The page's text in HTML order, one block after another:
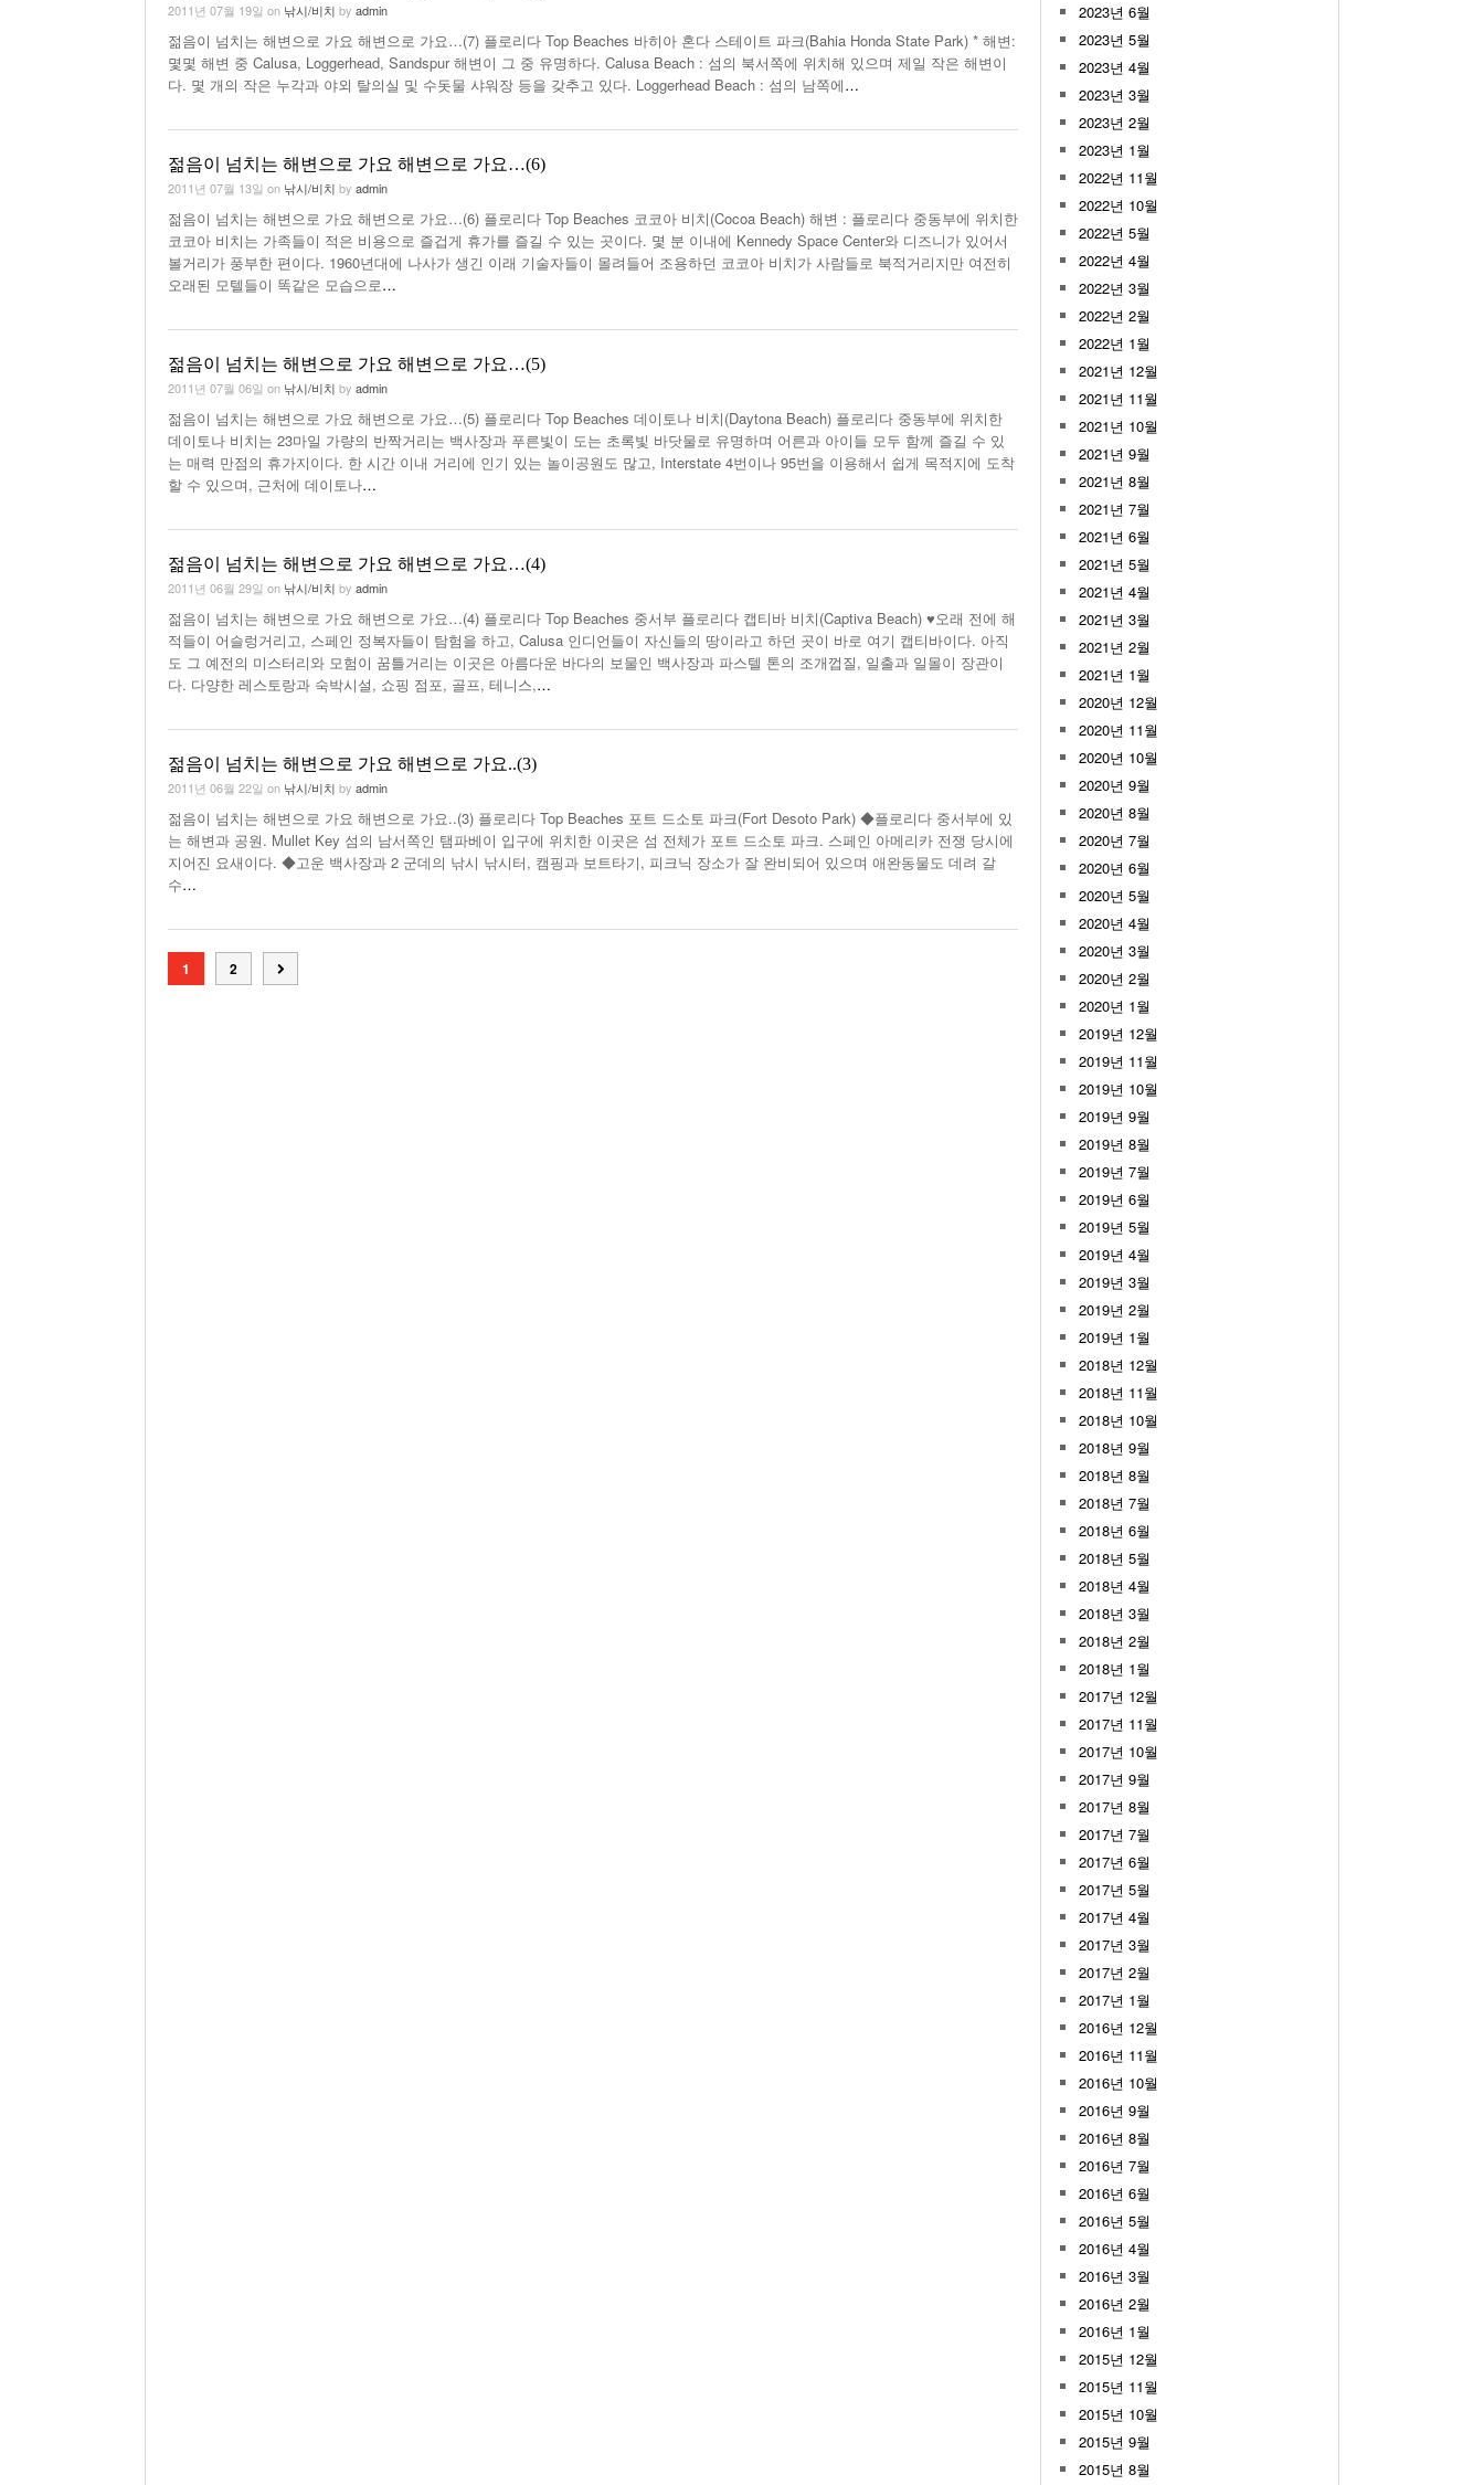
2011년 07월 19일 on 낚시/비치 by admin
젊음이 넘치는 해변으로 가요 해변으로 가요…(7) 플로리다 Top Beaches 바히아 혼다 스테이트 파크(Bahia Honda State Park) * 해변:
몇몇 해변 중 Calusa, Loggerhead, Sandspur 해변이 그 중 유명하다. Calusa Beach : 섬의 북서쪽에 위치해 있으며 제일 작은 해변이
다. 몇 개의 작은 누각과 야외 탈의실 및 수돗물 샤워장 등을 갖추고 있다. Loggerhead Beach : 섬의 남쪽에…
젊음이 넘치는 해변으로 가요 해변으로 가요…(6)
2011년 07월 13일 on 낚시/비치 by admin
젊음이 넘치는 해변으로 가요 해변으로 가요…(6) 플로리다 Top Beaches 코코아 비치(Cocoa Beach) 해변 : 플로리다 중동부에 위치한
코코아 비치는 가족들이 적은 비용으로 즐겁게 휴가를 즐길 수 있는 곳이다. 몇 분 이내에 Kennedy Space Center와 디즈니가 있어서
볼거리가 풍부한 편이다. 1960년대에 나사가 생긴 이래 기술자들이 몰려들어 조용하던 코코아 비치가 사람들로 북적거리지만 여전히
오래된 모텔들이 똑같은 모습으로…
젊음이 넘치는 해변으로 가요 해변으로 가요…(5)
2011년 07월 06일 on 낚시/비치 by admin
젊음이 넘치는 해변으로 가요 해변으로 가요…(5) 플로리다 Top Beaches 데이토나 비치(Daytona Beach) 플로리다 중동부에 위치한
데이토나 비치는 23마일 가량의 반짝거리는 백사장과 푸른빛이 도는 초록빛 바닷물로 유명하며 어른과 아이들 모두 함께 즐길 수 있
는 매력 만점의 휴가지이다. 한 시간 이내 거리에 인기 있는 놀이공원도 많고, Interstate 4번이나 95번을 이용해서 쉽게 목적지에 도착
할 수 있으며, 근처에 데이토나…
젊음이 넘치는 해변으로 가요 해변으로 가요…(4)
2011년 06월 29일 on 낚시/비치 by admin
젊음이 넘치는 해변으로 가요 해변으로 가요…(4) 플로리다 Top Beaches 중서부 플로리다 캡티바 비치(Captiva Beach) ♥오래 전에 해
적들이 어슬렁거리고, 스페인 정복자들이 탐험을 하고, Calusa 인디언들이 자신들의 땅이라고 하던 곳이 바로 여기 캡티바이다. 아직
도 그 예전의 미스터리와 모험이 꿈틀거리는 이곳은 아름다운 바다의 보물인 백사장과 파스텔 톤의 조개껍질, 일출과 일몰이 장관이
다. 다양한 레스토랑과 숙박시설, 쇼핑 점포, 골프, 테니스,…
젊음이 넘치는 해변으로 가요 해변으로 가요..(3)
2011년 06월 22일 on 낚시/비치 by admin
젊음이 넘치는 해변으로 가요 해변으로 가요..(3) 플로리다 Top Beaches 포트 드소토 파크(Fort Desoto Park) ◆플로리다 중서부에 있
는 해변과 공원. Mullet Key 섬의 남서쪽인 탬파베이 입구에 위치한 이곳은 섬 전체가 포트 드소토 파크. 스페인 아메리카 전쟁 당시에
지어진 요새이다. ◆고운 백사장과 2 군데의 낚시 낚시터, 캠핑과 보트타기, 피크닉 장소가 잘 완비되어 있으며 애완동물도 데려 갈
수…
1 2
2023년 6월
2023년 5월
2023년 4월
2023년 3월
2023년 2월
2023년 1월
2022년 11월
2022년 10월
2022년 5월
2022년 4월
2022년 3월
2022년 2월
2022년 1월
2021년 12월
2021년 11월
2021년 10월
2021년 9월
2021년 8월
2021년 7월
2021년 6월
2021년 5월
2021년 4월
2021년 3월
2021년 2월
2021년 1월
2020년 12월
2020년 11월
2020년 10월
2020년 9월
2020년 8월
2020년 7월
2020년 6월
2020년 5월
2020년 4월
2020년 3월
2020년 2월
2020년 1월
2019년 12월
2019년 11월
2019년 10월
2019년 9월
2019년 8월
2019년 7월
2019년 6월
2019년 5월
2019년 4월
2019년 3월
2019년 2월
2019년 1월
2018년 12월
2018년 11월
2018년 10월
2018년 9월
2018년 8월
2018년 7월
2018년 6월
2018년 5월
2018년 4월
2018년 3월
2018년 2월
2018년 1월
2017년 12월
2017년 11월
2017년 10월
2017년 9월
2017년 8월
2017년 7월
2017년 6월
2017년 5월
2017년 4월
2017년 3월
2017년 2월
2017년 1월
2016년 12월
2016년 11월
2016년 10월
2016년 9월
2016년 8월
2016년 7월
2016년 6월
2016년 5월
2016년 4월
2016년 3월
2016년 2월
2016년 1월
2015년 12월
2015년 11월
2015년 10월
2015년 9월
2015년 8월